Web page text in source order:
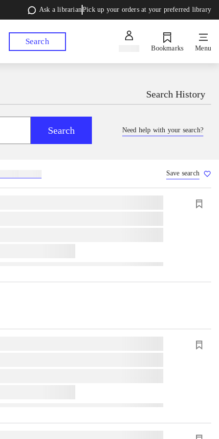
Ask a librarianPick up your orders at your preferred library
Search
Bookmarks Menu
Search History
Search Need help with your search?
Save search